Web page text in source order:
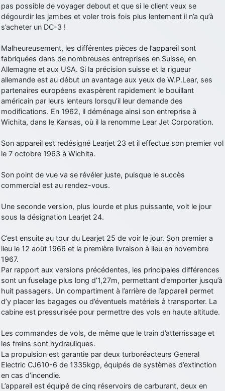
pas possible de voyager debout et que si le client veux se
dégourdir les jambes et voler trois fois plus lentement il n’a qu’à
s’acheter un DC-3 !
Malheureusement, les différentes pièces de l’appareil sont
fabriquées dans de nombreuses entreprises en Suisse, en
Allemagne et aux USA. Si la précision suisse et la rigueur
allemande est au début un avantage aux yeux de W.P.Lear, ses
partenaires européens exaspèrent rapidement le bouillant
américain par leurs lenteurs lorsqu’il leur demande des
modifications. En 1962, il déménage ainsi son entreprise à
Wichita, dans le Kansas, où il la renomme Lear Jet Corporation.
Son appareil est redésigné Learjet 23 et il effectue son premier vol
le 7 octobre 1963 à Wichita.
Son point de vue va se révéler juste, puisque le succès
commercial est au rendez-vous.
Une seconde version, plus lourde et plus puissante, voit le jour
sous la désignation Learjet 24.
C’est ensuite au tour du Learjet 25 de voir le jour. Son premier a
lieu le 12 août 1966 et la première livraison à lieu en novembre
1967.
Par rapport aux versions précédentes, les principales différences
sont un fuselage plus long d’1,27m, permettant d’emporter jusqu’à
huit passagers. Un compartiment à l’arrière de l’appareil permet
d’y placer les bagages ou d’éventuels matériels à transporter. La
cabine est pressurisée pour permettre des vols en haute altitude.
Les commandes de vols, de même que le train d’atterrissage et
les freins sont hydrauliques.
La propulsion est garantie par deux turboréacteurs General
Electric CJ610-6 de 1335kgp, équipés de systèmes d’extinction
en cas d’incendie.
L’appareil est équipé de cinq réservoirs de carburant, deux en